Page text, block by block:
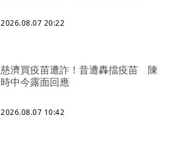
2026.08.07 20:22
慈濟買疫苗遭詐！昔遭轟擋疫苗 陳
時中今露面回應
2026.08.07 10:42